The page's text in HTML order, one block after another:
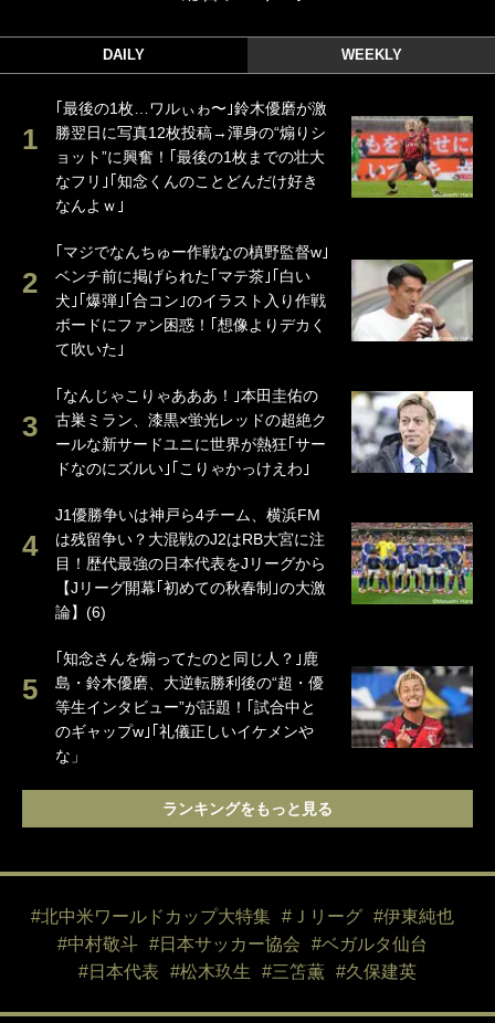
DAILY WEEKLY
｢最後の1枚…ワルぃゎ〜｣鈴木優磨が激
勝翌日に写真12枚投稿→渾身の“煽りシ
ョット”に興奮！｢最後の1枚までの壮大
なフリ｣｢知念くんのことどんだけ好き
なんよｗ｣
｢マジでなんちゅー作戦なの槙野監督w｣
ベンチ前に掲げられた｢マテ茶｣｢白い
犬｣｢爆弾｣｢合コン｣のイラスト入り作戦
ボードにファン困惑！｢想像よりデカく
て吹いた｣
｢なんじゃこりゃあああ！｣本田圭佑の
古巣ミラン、漆黒×蛍光レッドの超絶ク
ールな新サードユニに世界が熱狂｢サー
ドなのにズルい｣｢こりゃかっけえわ｣
J1優勝争いは神戸ら4チーム、横浜FM
は残留争い？大混戦のJ2はRB大宮に注
目！歴代最強の日本代表をJリーグから
【Jリーグ開幕｢初めての秋春制｣の大激
論】(6)
｢知念さんを煽ってたのと同じ人？｣鹿
島・鈴木優磨、大逆転勝利後の“超・優
等生インタビュー”が話題！｢試合中と
のギャップw｣｢礼儀正しいイケメンや
な」
ランキングをもっと見る
#北中米ワールドカップ大特集 #Ｊリーグ
#伊東純也
#中村敬斗
#日本サッカー協会
#ベガルタ仙台
#日本代表
#松木玖生 #三笘薫 #久保建英